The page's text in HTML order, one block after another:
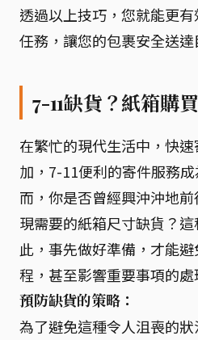
透過以上技巧，您就能更
任務，讓您的包裹安全送達
7-11缺貨？紙箱購
在繁忙的現代生活中，快
加，7-11便利的寄件服務
而，你是否曾經興沖沖地
現需要的紙箱尺寸缺貨？
此，事先做好準備，才能
程，甚至影響重要事項的處
預防缺貨的策略：
為了避免這種令人沮喪的